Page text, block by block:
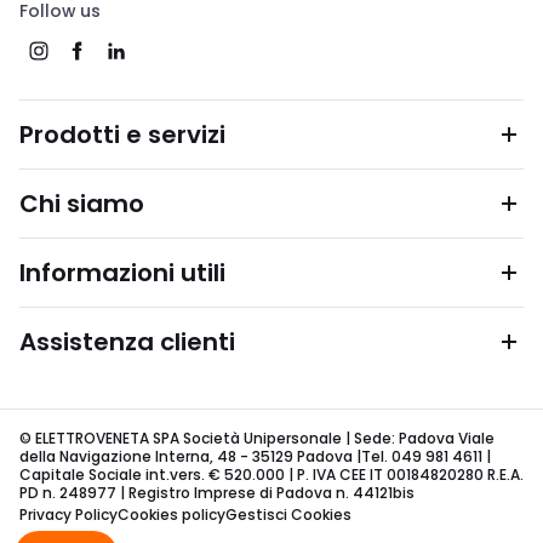
Follow us
Prodotti e servizi
Chi siamo
Informazioni utili
Assistenza clienti
© ELETTROVENETA SPA Società Unipersonale | Sede: Padova Viale
della Navigazione Interna, 48 - 35129 Padova |Tel. 049 981 4611 |
Capitale Sociale int.vers. € 520.000 | P. IVA CEE IT 00184820280 R.E.A.
PD n. 248977 | Registro Imprese di Padova n. 44121bis
Privacy PolicyCookies policyGestisci Cookies